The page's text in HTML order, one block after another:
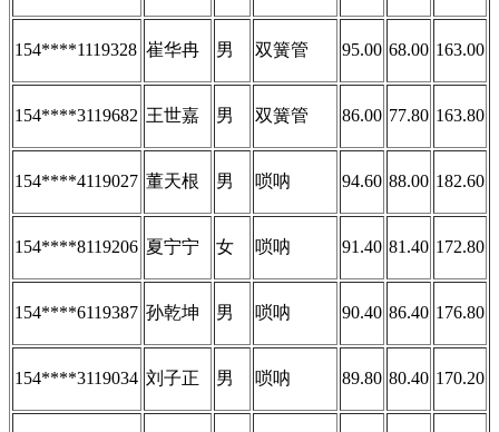
154****1119328 崔华冉 男 双簧管 95.00 68.00 163.00
154****3119682 王世嘉 男 双簧管 86.00 77.80 163.80
154****4119027 董天根 男 唢呐 94.60 88.00 182.60
154****8119206 夏宁宁 女 唢呐 91.40 81.40 172.80
154****6119387 孙乾坤 男 唢呐 90.40 86.40 176.80
154****3119034 刘子正 男 唢呐 89.80 80.40 170.20